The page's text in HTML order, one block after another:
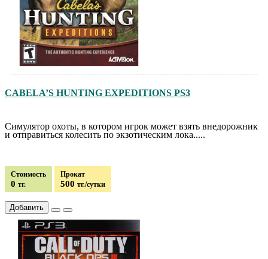
CABELA’S HUNTING EXPEDITIONS PS3
Симулятор охоты, в котором игрок может взять внедорожник
и отправиться колесить по экзотическим лока.....
Стоимость
0 тг.
Прокат
500 тг./сутки
Добавить